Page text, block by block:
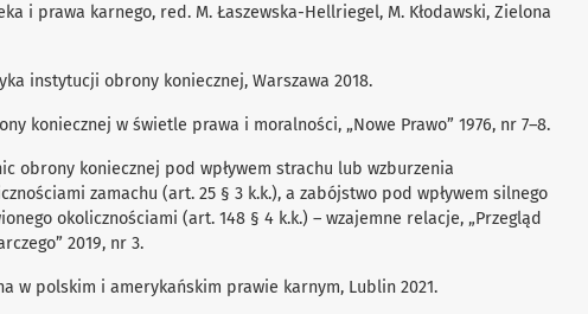
i prawa karnego, red. M. Łaszewska-Hellriegel, M. Kłodawski, Zielona
instytucji obrony koniecznej, Warszawa 2018.
koniecznej w świetle prawa i moralności, „Nowe Prawo” 1976, nr 7–8.
obrony koniecznej pod wpływem strachu lub wzburzenia
zamachu (art. 25 § 3 k.k.), a zabójstwo pod wpływem silnego
okolicznościami (art. 148 § 4 k.k.) – wzajemne relacje, „Przegląd
2019, nr 3.
w polskim i amerykańskim prawie karnym, Lublin 2021.